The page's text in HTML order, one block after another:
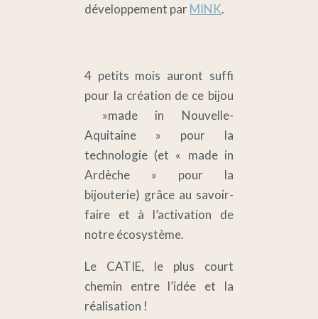
développement parMINK.
4 petits mois auront suffi
pour la création de ce bijou
»made in Nouvelle-
Aquitaine » pour la
technologie (et « made in
Ardèche » pour la
bijouterie) grâce au savoir-
faire et à l’activation de
notre écosystème.
Le CATIE, le plus court
chemin entre l’idée et la
réalisation !